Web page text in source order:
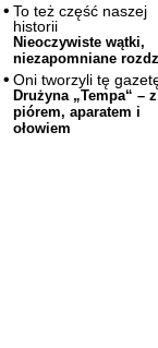
To też część naszej
historii
Nieoczywiste wątki,
niezapomniane
Oni tworzyli tę
Drużyna „Tempa“ – z
piórem, aparatem i
ołowiem